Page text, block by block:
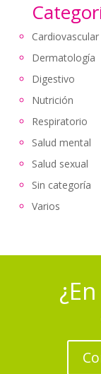
Cardiovascular
Dermatología
Digestivo
Nutrición
Respiratorio
Salud mental
Salud sexual
Sin categoría
Varios